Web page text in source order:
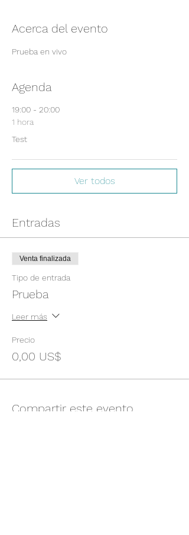
Acerca del evento
Prueba en vivo
Agenda
19:00 - 20:00
1 hora
Test
Ver todos
Entradas
Venta finalizada
Tipo de entrada
Prueba
Leer más
Precio
0,00 US$
Compartir este evento